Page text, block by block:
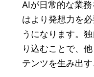
AIが日常的な業
はより発想力を
うになります。
り込むことで、
テンツを生み出す